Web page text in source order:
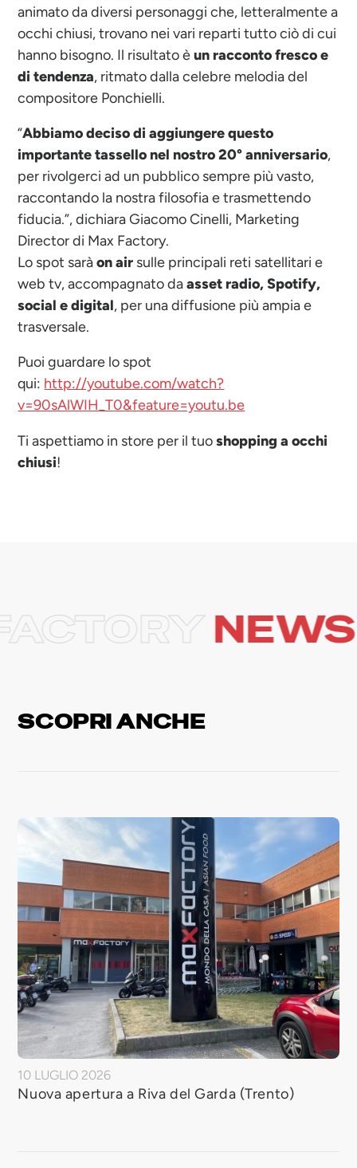
animato da diversi personaggi che, letteralmente a
occhi chiusi, trovano nei vari reparti tutto ciò di cui
hanno bisogno. Il risultato èun racconto fresco e
di tendenza, ritmato dalla celebre melodia del
compositore Ponchielli.
“Abbiamo deciso di aggiungere questo
importante tassello nel nostro20°anniversario,
per rivolgerci ad un pubblico sempre più vasto,
raccontando la nostra filosofia e trasmettendo
fiducia.”, dichiara Giacomo Cinelli, Marketing
Director di Max Factory.
Lo spot saràon air sulle principali reti satellitari e
web tv, accompagnato daasset radio, Spotify,
social edigital, per una diffusione più ampia e
trasversale.
Puoi guardare lo spot
qui: http://youtube.com/watch?
v=90sAlWIH_T0&feature=youtu.be
Ti aspettiamo in store per il tuoshopping a occhi
chiusi!
NEWS
Scopri altre news
SCOPRI ANCHE
10 LUGLIO 2026
Nuova apertura a Riva del Garda (Trento)